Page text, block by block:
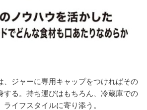
、ジャーに専用キャップをつければその
する。持ち運びはもちろん、冷蔵庫での
イフスタイルに寄り添う。